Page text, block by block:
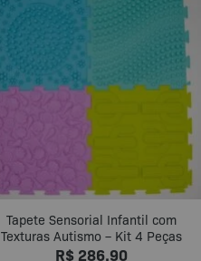
Tapete Sensorial Infantil com
Texturas Autismo – Kit 4 Peças
R$286,90